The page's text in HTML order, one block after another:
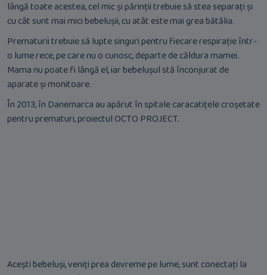
lângă toate acestea, cel mic și părinții trebuie să stea separați și
cu cât sunt mai mici bebelușii, cu atât este mai grea bătălia.
Prematurii trebuie să lupte singuri pentru fiecare respirație într-
o lume rece, pe care nu o cunosc, departe de căldura mamei.
Mama nu poate fi lângă el, iar bebelușul stă înconjurat de
aparate și monitoare.
În 2013, în Danemarca au apărut în spitale caracatițele croșetate
pentru prematuri, proiectul OCTO PROJECT.
Acești bebeluși, veniți prea devreme pe lume, sunt conectați la